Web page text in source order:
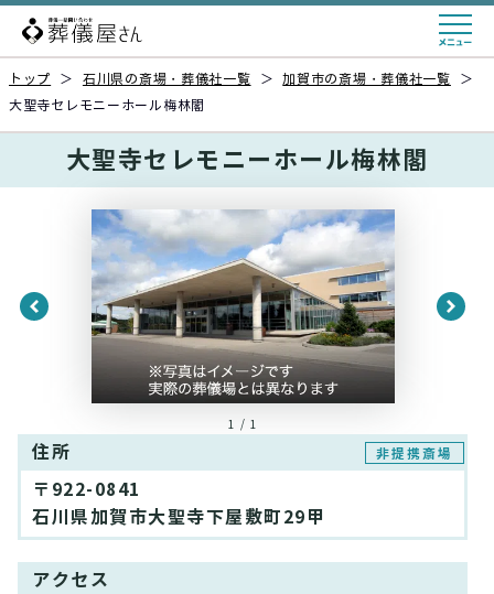
トップ ＞ 石川県の斎場・葬儀社一覧 ＞ 加賀市の斎場・葬儀社一覧
＞
大聖寺セレモニーホール梅林閣
大聖寺セレモニーホール梅林閣
1 / 1
住所 非提携斎場
〒922-0841
石川県加賀市大聖寺下屋敷町29甲
アクセス